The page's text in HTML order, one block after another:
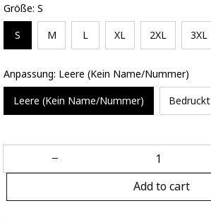
Größe: S
S M L XL 2XL 3XL
Anpassung: Leere (Kein Name/Nummer)
Leere (Kein Name/Nummer) Bedruckt
Add to cart